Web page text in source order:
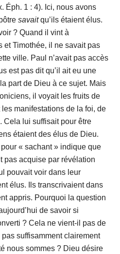
Éph. 1 : 4). Ici, nous avons
savaitqu’ils étaient élus.
? Quand il vint à
Timothée, il ne savait pas
ville. Paul n’avait pas accès
est pas dit qu’il ait eu une
part de Dieu à ce sujet. Mais
il voyait les fruits de
manifestations de la foi, de
Cela lui suffisait pour être
étaient des élus de Dieu.
« sachant » indique que
pas acquise par révélation
pouvait voir dans leur
élus. Ils transcrivaient dans
appris. Pourquoi la question
de savoir si
? Cela ne vient-il pas de
suffisamment clairement
nous sommes ? Dieu désire